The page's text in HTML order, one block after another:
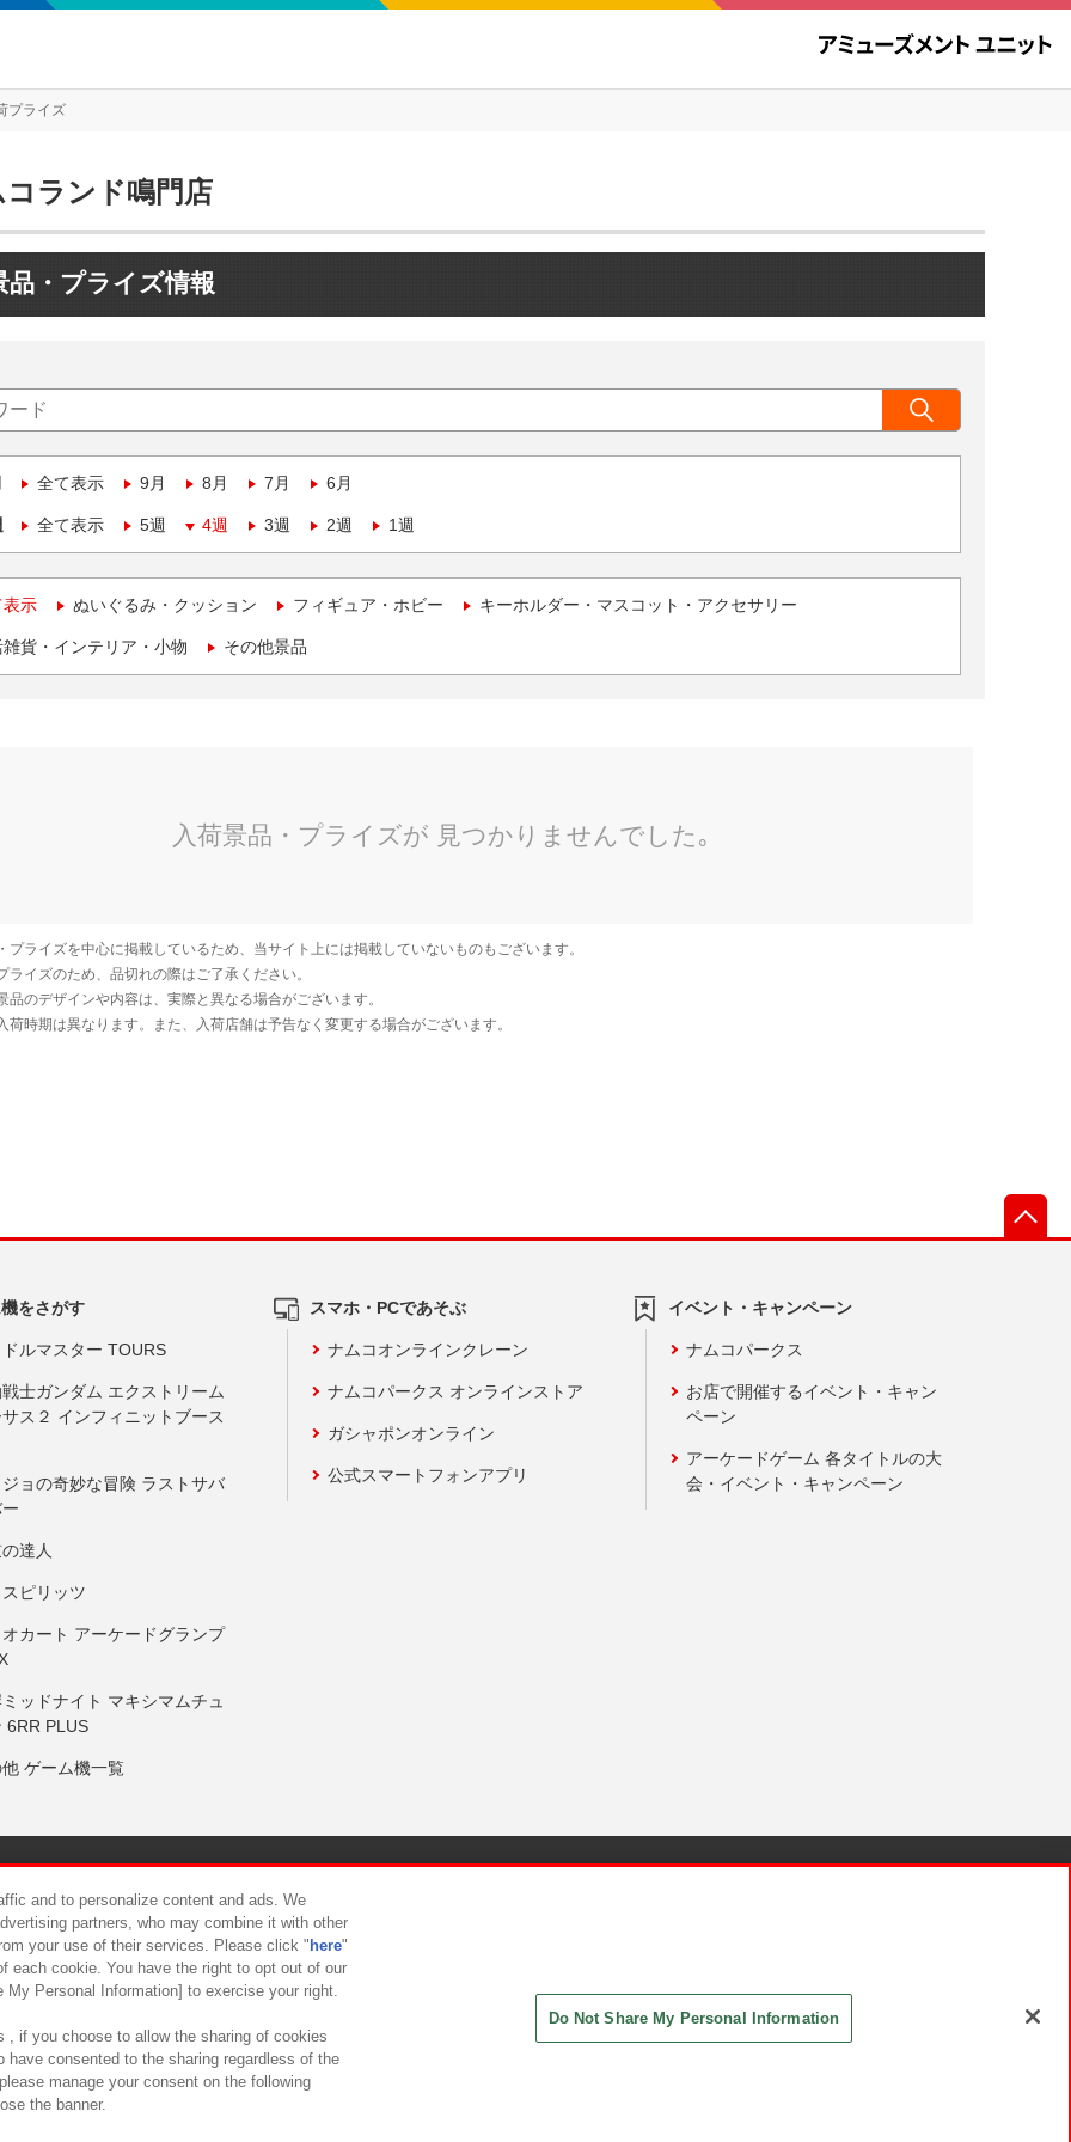
プライズ
ランド鳴門店
品・プライズ情報
全て表示 9月 8月 7月 6月
全て表示 5週 4週 3週 2週 1週
表示 ぬいぐるみ・クッション フィギュア・ホビー キーホルダー・マスコット・アクセサリー
貨・インテリア・小物 その他景品
をさがす
ルマスター TOURS
士ガンダム エクストリーム
ス２ インフィニットブース
ョの奇妙な冒険 ラストサバ
達人
ピリッツ
カート アーケードグランプ
ッドナイト マキシマムチュ
6RR PLUS
ゲーム機一覧
スマホ・PCであそぶ
ナムコオンラインクレーン
ナムコパークス オンラインストア
ガシャポンオンライン
公式スマートフォンアプリ
イベント・キャンペーン
ナムコパークス
お店で開催するイベント・キャン
ペーン
アーケードゲーム 各タイトルの大
会・イベント・キャンペーン
について カスタマーハラスメント対応方針
and to personalize content and ads. We
partners, who may combine it with other
your use of their services. Please click " here"
each cookie. You have the right to opt out of our
Personal Information] to exercise your right.
, if you choose to allow the sharing of cookies
have consented to the sharing regardless of the
manage your consent on the following
the banner.
Do Not Share My Personal Information